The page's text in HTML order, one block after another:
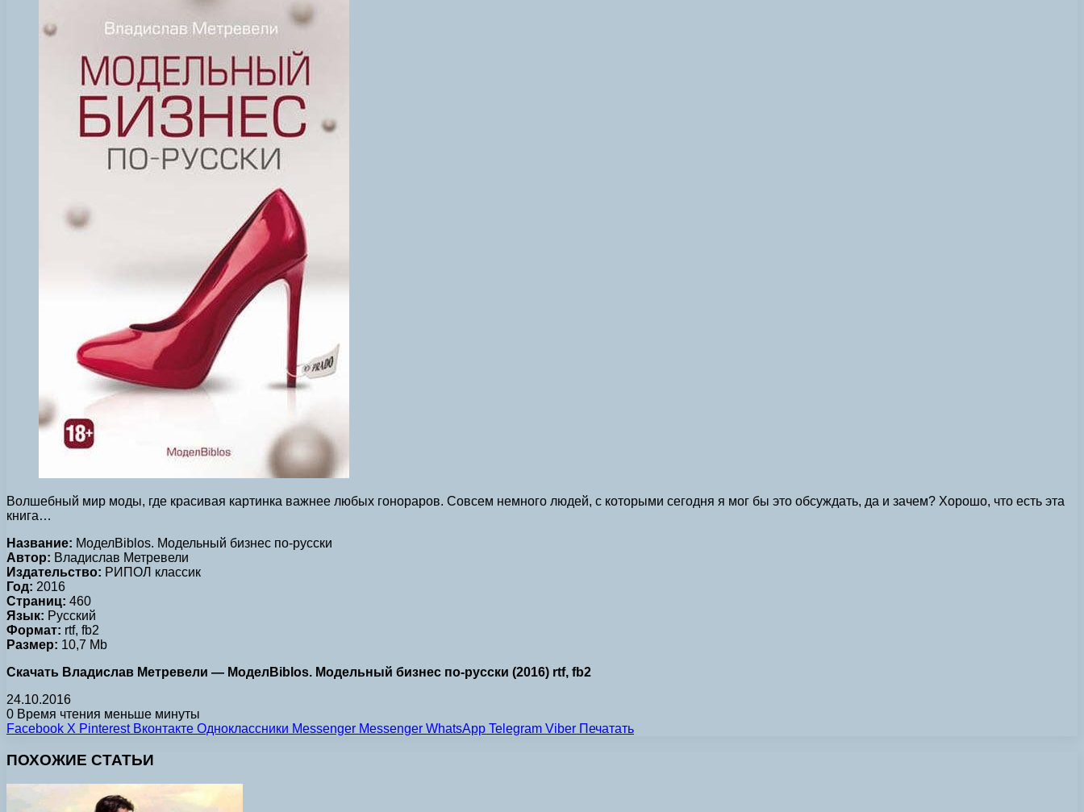
Волшебный мир моды, где красивая картинка важнее любых гонораров. Совсем немного людей, с которыми сегодня я мог бы это обсуждать, да и зачем? Хорошо, что есть эта
книга…
Название: МоделBiblos. Модельный бизнес по-русски
Автор: Владислав Метревели
Издательство: РИПОЛ классик
Год: 2016
Страниц: 460
Язык: Русский
Формат: rtf, fb2
Размер: 10,7 Mb
Скачать Владислав Метревели — МоделBiblos. Модельный бизнес по-русски (2016) rtf, fb2
24.10.2016
0 Время чтения меньше минуты
Facebook X Pinterest Вконтакте Одноклассники Messenger Messenger WhatsApp Telegram Viber Печатать
ПОХОЖИЕ СТАТЬИ